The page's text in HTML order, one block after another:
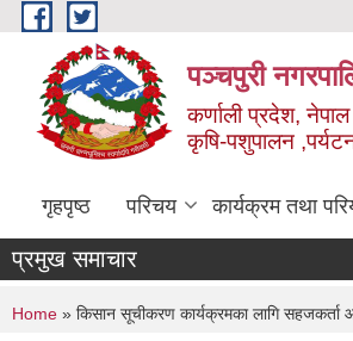
Skip to main content
पञ्चपुरी
कर्णाली प्रदेश, नेपाल
कृषि-पशुपालन
गृहपृष्ठ परिचय कार्यक्रम तथा
प्रमुख समाचार
You are here
Home » किसान सूचीकरण कार्यक्रमका लागि सहजकर्ता